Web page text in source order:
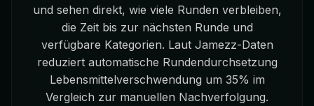
und sehen direkt, wie viele Runden verbleiben,
die Zeit bis zur nächsten Runde und
verfügbare Kategorien. Laut Jamezz-Daten
reduziert automatische Rundendurchsetzung
Lebensmittelverschwendung um 35% im
Vergleich zur manuellen Nachverfolgung.